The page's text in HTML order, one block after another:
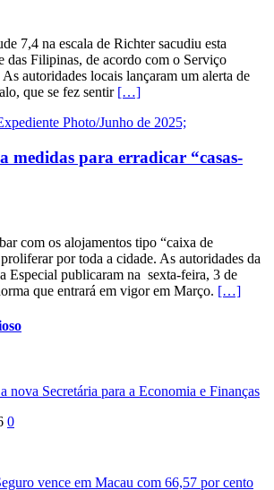
7,4 na escala de Richter sacudiu esta
das Filipinas, de acordo com o Serviço
autoridades locais lançaram um alerta de
que se fez sentir […]
medidas para erradicar “casas-
com os alojamentos tipo “caixa de
por toda a cidade. As autoridades da
Especial publicaram na sexta-feira, 3 de
que entrará em vigor em Março. […]
nova Secretária para a Economia e Finanças
0
vence em Macau com 66,57 por cento